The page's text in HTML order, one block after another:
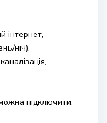
інтернет,
ніч),
підключити,